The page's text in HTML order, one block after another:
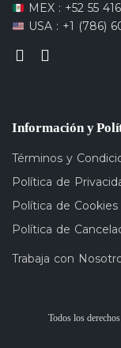
MEX : +52 55
USA : +1 (786)
Información y
Términos y
Política de
Política de Cookies
Política de
Trabaja con
Todos los